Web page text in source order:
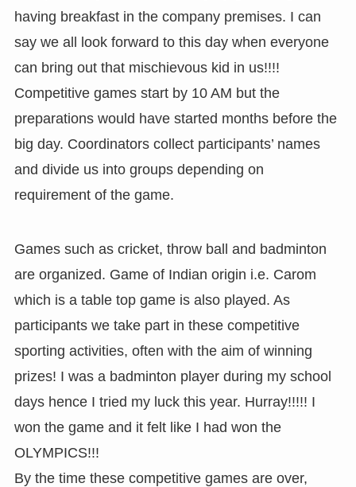
having breakfast in the company premises. I can
say we all look forward to this day when everyone
can bring out that mischievous kid in us!!!!
Competitive games start by 10 AM but the
preparations would have started months before the
big day. Coordinators collect participants’ names
and divide us into groups depending on
requirement of the game.
Games such as cricket, throw ball and badminton
are organized. Game of Indian origin i.e. Carom
which is a table top game is also played. As
participants we take part in these competitive
sporting activities, often with the aim of winning
prizes! I was a badminton player during my school
days hence I tried my luck this year. Hurray!!!!! I
won the game and it felt like I had won the
OLYMPICS!!!
By the time these competitive games are over,